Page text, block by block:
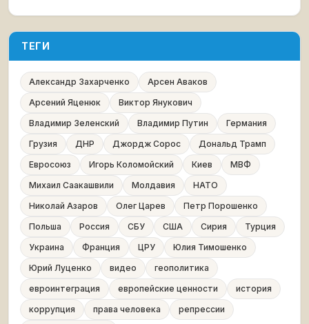
ТЕГИ
Александр Захарченко
Арсен Аваков
Арсений Яценюк
Виктор Янукович
Владимир Зеленский
Владимир Путин
Германия
Грузия
ДНР Джордж Сорос
Дональд Трамп
Евросоюз
Игорь Коломойский Киев
МВФ
Михаил Саакашвили
Молдавия
НАТО
Николай Азаров
Олег Царев
Петр Порошенко
Польша
Россия СБУ США Сирия
Турция
Украина
Франция ЦРУ
Юлия Тимошенко
Юрий Луценко
видео
геополитика
евроинтеграция
европейские ценности
история
коррупция
права человека
репрессии